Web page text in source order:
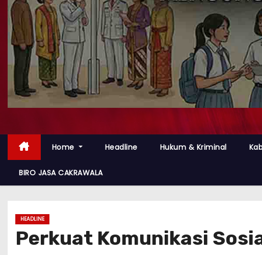
Home Headline Hukum & Kriminal
BIRO JASA CAKRAWALA
HEADLINE
Perkuat Komunikasi